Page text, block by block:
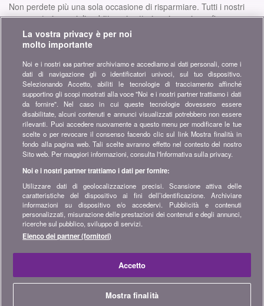
Non perdete più una sola occasione di risparmiare. Tutti i nostri
comparatori, consigli e dritte nei settori assicurazione, finanze,
prodotti di consumo e molto altro ancora per voi...
Iscriversi alla nostra newsletter
Unitevi alla community
Restate sintonizzati, scoprite tutti i consigli e i suggerimenti per
risparmiare su:
Informazioni su bonus.ch
Chi è bonus.ch? Come funzionano i comparatori? Richieste
stampa, partnership, pubblicità...
Tutte le info su bonus.ch
Home
La vostra privacy è per noi
molto importante
Noi e i nostri 638 partner archiviamo e accediamo ai dati personali, come i
dati di navigazione gli o identificatori univoci, sul tuo dispositivo.
Selezionando Accetto, abiliti le tecnologie di tracciamento affinché
supportino gli scopi mostrati alla voce "Noi e i nostri partner trattiamo i dati
da fornire". Nel caso in cui queste tecnologie dovessero essere
disabilitate, alcuni contenuti e annunci visualizzati potrebbero non essere
rilevanti. Puoi accedere nuovamente a questo menu per modificare le tue
scelte o per revocare il consenso facendo clic sul link Mostra finalità in
fondo alla pagina web. Tali scelte avranno effetto nel contesto del nostro
Sito web. Per maggiori informazioni, consulta l'Informativa sulla privacy.
Noi e i nostri partner trattiamo i dati per fornire:
Utilizzare dati di geolocalizzazione precisi. Scansione attiva delle
caratteristiche del dispositivo ai fini dell’identificazione. Archiviare
informazioni su dispositivo e/o accedervi. Pubblicità e contenuti
personalizzati, misurazione delle prestazioni dei contenuti e degli annunci,
ricerche sul pubblico, sviluppo di servizi.
Elenco dei partner (fornitori)
Accetto
Mostra finalità